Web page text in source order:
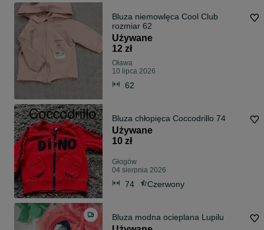
Bluza niemowlęca Cool Club
rozmiar 62
Używane
12 zł
Oława
10 lipca 2026
62
Bluza chłopięca Coccodrillo 74
Używane
10 zł
Głogów
04 sierpnia 2026
74 Czerwony
Bluza modna ocieplana Lupilu